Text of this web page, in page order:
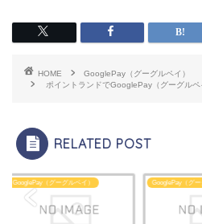
HOME
GooglePay（グーグルペイ）
ポイントランドでGooglePay（グーグルペ
RELATED POST
（グーグルペイ） GooglePay（グーグルペイ